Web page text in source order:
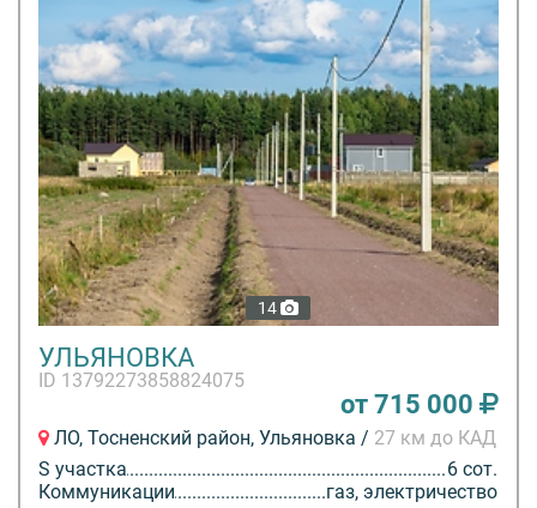
14
УЛЬЯНОВКА
ID 13792273858824075
от 715 000
ЛО, Тосненский район, Ульяновка / 27 км до КАД
S участка
6 сот.
Коммуникации
газ, электричество